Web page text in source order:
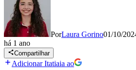
PorLaura Gorino01/10/
há 1 ano
Compartilhar
Adicionar Itatiaia ao